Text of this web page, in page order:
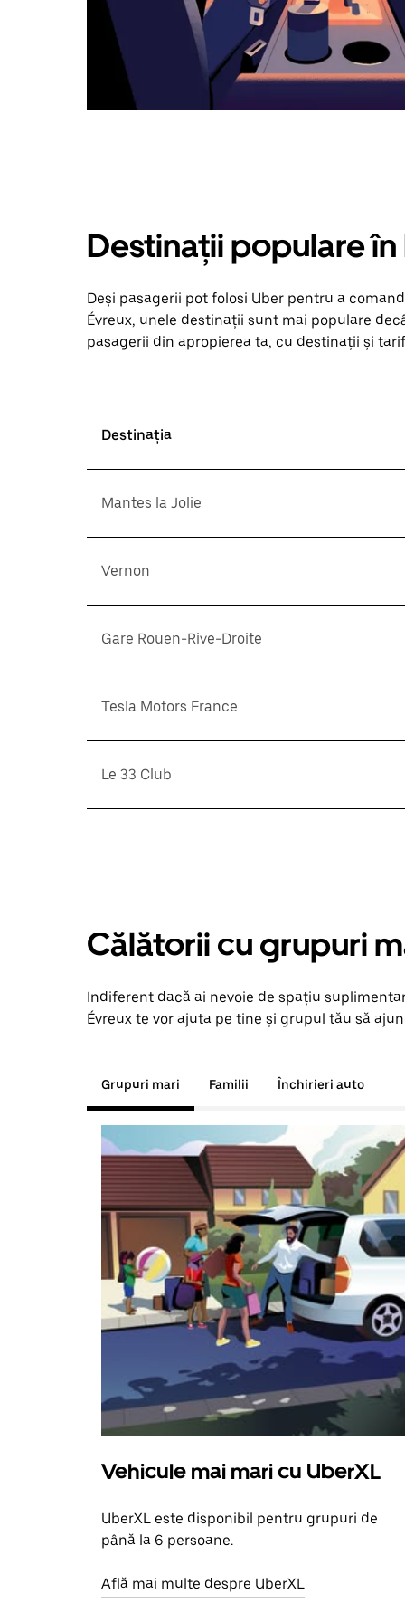
Destinații populare în
Deși pasagerii pot folosi Uber pentru a
Évreux, unele destinații sunt mai populare
pasagerii din apropierea ta, cu destinații și
Destinația
Mantes la Jolie
Vernon
Gare Rouen-Rive-Droite
Tesla Motors France
Le 33 Club
Călătorii cu grupuri
Indiferent dacă ai nevoie de spațiu
Évreux te vor ajuta pe tine și grupul tău să
Grupuri mari Familii Închirieri auto
Vehicule mai mari cu UberXL
UberXL este disponibil pentru grupuri de
până la 6 persoane.
Află mai multe despre UberXL